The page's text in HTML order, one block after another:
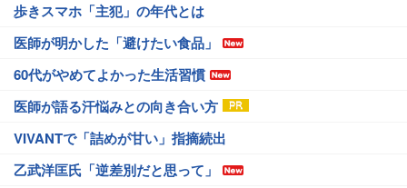
歩きスマホ「主犯」の年代とは
医師が明かした「避けたい食品」
60代がやめてよかった生活習慣
医師が語る汗悩みとの向き合い方
VIVANTで「詰めが甘い」指摘続出
乙武洋匡氏「逆差別だと思って」